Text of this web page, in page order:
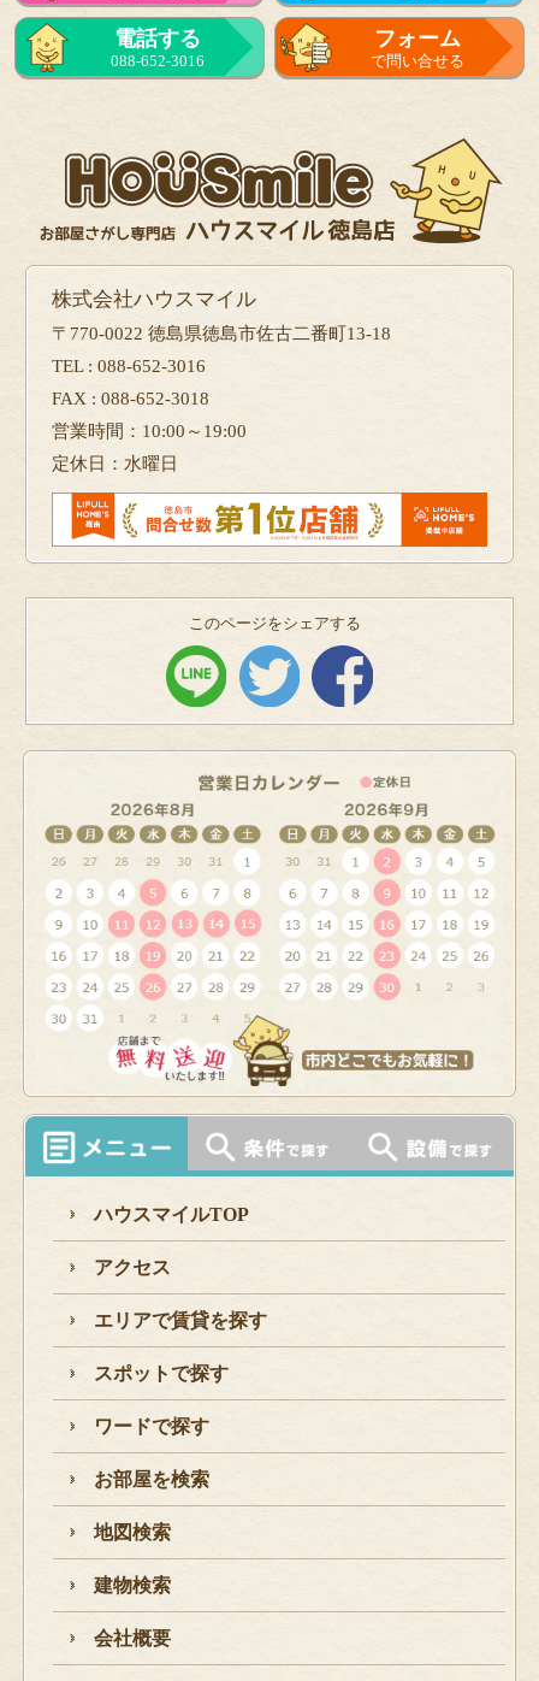
電話する
088-652-3016
フォーム
で問い合せる
株式会社ハウスマイル
〒770-0022 徳島県徳島市佐古二番町13-18
TEL : 088-652-3016
FAX : 088-652-3018
営業時間：10:00～19:00
定休日：水曜日
このページをシェアする
ハウスマイルTOP
アクセス
エリアで賃貸を探す
スポットで探す
ワードで探す
お部屋を検索
地図検索
建物検索
会社概要